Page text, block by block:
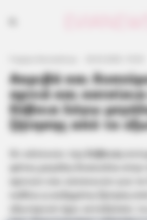
Ακριβά και
αρνιά και
Εύβοια λόγω
ζήτησης από το
Εύβοιας
καθώς η αυξημένη ζήτηση